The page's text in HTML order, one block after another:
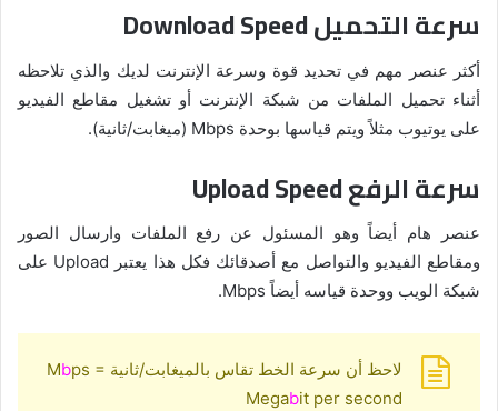
سرعة التحميل Download Speed
أكثر عنصر مهم في تحديد قوة وسرعة الإنترنت لديك والذي تلاحظه
أثناء تحميل الملفات من شبكة الإنترنت أو تشغيل مقاطع الفيديو
على يوتيوب مثلاً ويتم قياسها بوحدة Mbps (ميغابت/ثانية).
سرعة الرفع Upload Speed
عنصر هام أيضاً وهو المسئول عن رفع الملفات وارسال الصور
ومقاطع الفيديو والتواصل مع أصدقائك فكل هذا يعتبر Upload على
شبكة الويب ووحدة قياسه أيضاً Mbps.
لاحظ أن سرعة الخط تقاس بالميغابت/ثانية M bps =
Megabit per second